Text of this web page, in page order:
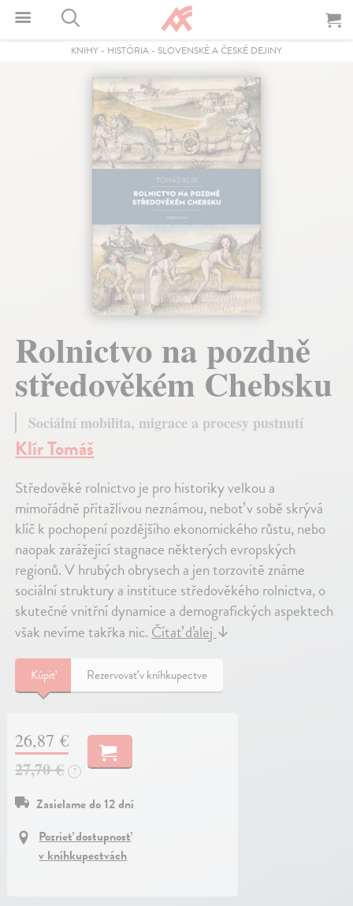
KNIHY - HISTÓRIA - SLOVENSKÉ A ČESKÉ DEJINY
Rolnictvo na pozdně
středověkém Chebsku
Sociální mobilita, migrace a procesy pustnutí
Klír Tomáš
Středověké rolnictvo je pro historiky velkou a
mimořádně přitažlivou neznámou, neboť v sobě skrývá
klíč k pochopení pozdějšího ekonomického růstu, nebo
naopak zarážející stagnace některých evropských
regionů. V hrubých obrysech a jen torzovitě známe
sociální struktury a instituce středověkého rolnictva, o
skutečné vnitřní dynamice a demografických aspektech
však nevíme takřka nic. Čítať ďalej ↓
Kúpiť Rezervovať v kníhkupectve
26,87 €
27,70 €
?
Zasielame do 12 dní
Pozrieť dostupnosť
v kníhkupectvách